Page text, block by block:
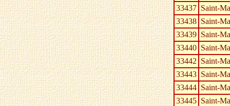
33437 Saint-
33438 Saint-
33439 Saint-
33440 Saint-
33442 Saint-
33443 Saint-
33444 Saint-
33445 Saint-